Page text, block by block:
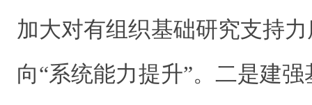
加大对有组织基础研究支持
向“系统能力提升”。二是建